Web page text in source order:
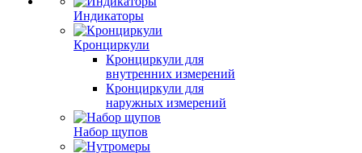
Индикаторы
Кронциркули
Кронциркули для
внутренних измерений
Кронциркули для
наружных измерений
Набор щупов